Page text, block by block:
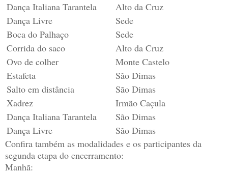
Dança Italiana Tarantela
Alto da Cruz
Dança Livre
Sede
Boca do Palhaço
Sede
Corrida do saco
Alto da Cruz
Ovo de colher
Monte Castelo
Estafeta
São Dimas
Salto em distância
São Dimas
Xadrez
Irmão Caçula
Dança Italiana Tarantela
São Dimas
Dança Livre
São Dimas
Confira também as modalidades e os participantes da
segunda etapa do encerramento:
Manhã: